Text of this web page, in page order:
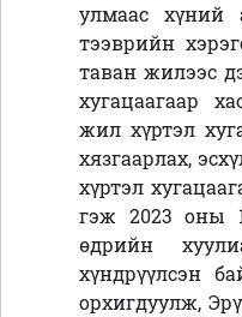
улмаас хүний
тээврийн
таван жилээс
хугацаагаар
жил хүртэл
хязгаарлах,
хүртэл
гэж 2023 оны
өдрийн
хүндрүүлсэн
орхигдуулж,